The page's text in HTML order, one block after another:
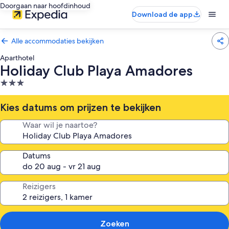
Doorgaan naar hoofdinhoud
Download de app
Alle accommodaties bekijken
Aparthotel
Holiday Club Playa Amadores
3.0-
sterrenaccommodatie
Kies datums om prijzen te bekijken
Waar wil je naartoe?
Datums
Reizigers
Zoeken